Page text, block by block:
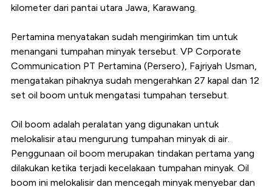
kilometer dari pantai utara Jawa, Karawang.
Pertamina menyatakan sudah mengirimkan tim untuk
menangani tumpahan minyak tersebut. VP Corporate
Communication PT Pertamina (Persero), Fajriyah Usman,
mengatakan pihaknya sudah mengerahkan 27 kapal dan 12
set oil boom untuk mengatasi tumpahan tersebut.
Oil boom adalah peralatan yang digunakan untuk
melokalisir atau mengurung tumpahan minyak di air.
Penggunaan oil boom merupakan tindakan pertama yang
dilakukan ketika terjadi kecelakaan tumpahan minyak. Oil
boom ini melokalisir dan mencegah minyak menyebar dan